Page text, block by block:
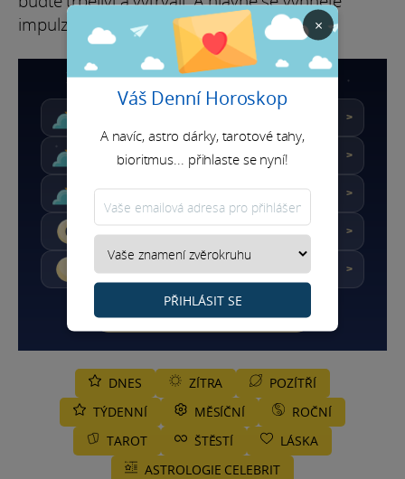
impulzivním reakcím.
PODROBNÝ HOROSKOP ŠTÍRA
>
ZÍTRA Skóre : 5.2/10★★★☆☆ >
★★☆☆☆ >
>
★★★☆☆ >
PŘIHLÁSIT SE K NEWSLETTERU
DNES ZÍTRA
POZÍTŘÍ
TÝDENNÍ
MĚSÍČNÍ
ROČNÍ
TAROT
ŠTĚSTÍ
LÁSKA
ASTROLOGIE CELEBRIT
×
Váš Denní Horoskop
A navíc, astro dárky, tarotové tahy,
bioritmus... přihlaste se nyní!
PŘIHLÁSIT SE